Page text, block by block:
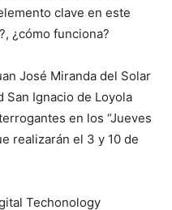
clave en este
¿cómo funciona?
José Miranda del Solar
San Ignacio de Loyola
en los “Jueves
realizarán el 3 y 10 de
Techonology